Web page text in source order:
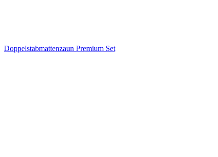
Doppelstabmattenzaun Premium Set